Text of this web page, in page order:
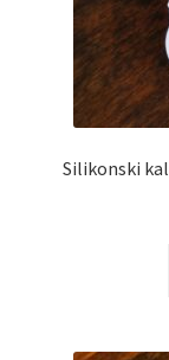
Silikonski